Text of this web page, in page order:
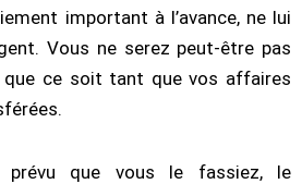
important à l’avance, ne lui
Vous ne serez peut-être pas
que ce soit tant que vos affaires
prévu que vous le fassiez, le